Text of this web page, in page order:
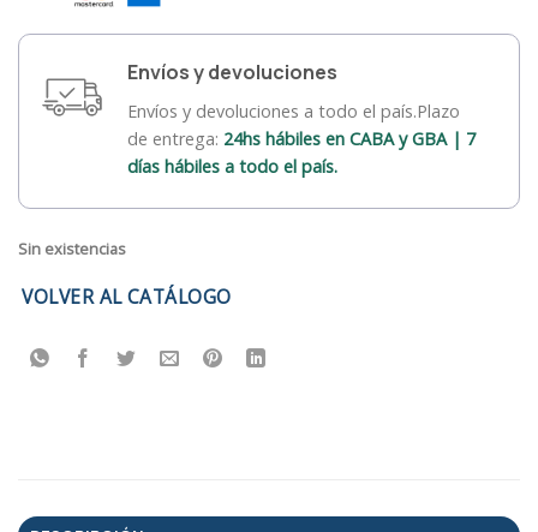
Envíos y devoluciones
Envíos y devoluciones a todo el país.Plazo
de entrega: 24hs hábiles en CABA y GBA | 7
días hábiles a todo el país.
Sin existencias
VOLVER AL CATÁLOGO